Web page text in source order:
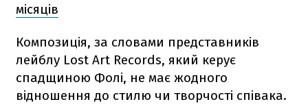
місяців
Композиція, за словами представників
лейблу Lost Art Records, який керує
спадщиною Фолі, не має жодного
відношення до стилю чи творчості співака.